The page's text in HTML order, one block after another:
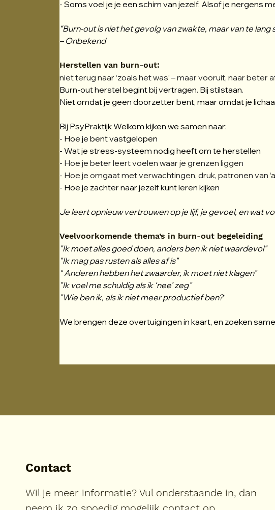
- Soms voel je je een schim van jezelf. Alsof je nergens
“Burn-out is niet het gevolg van zwakte, maar van te lang
– Onbekend
Herstellen van burn-out:
niet terug naar ‘zoals het was’ – maar vooruit, naar beter
Burn-out herstel begint bij vertragen. Bij stilstaan.
Niet omdat je geen doorzetter bent, maar omdat je
Bij PsyPraktijk Welkom kijken we samen naar:
- Hoe je bent vastgelopen
- Wat je stress-systeem nodig heeft om te herstellen
- Hoe je beter leert voelen waar je grenzen liggen
- Hoe je omgaat met verwachtingen, druk, patronen van
- Hoe je zachter naar jezelf kunt leren kijken
Je leert opnieuw vertrouwen op je lijf, je gevoel, en wat
Veelvoorkomende thema’s in burn-out begeleiding
"Ik moet alles goed doen, anders ben ik niet waardevol"
"Ik mag pas rusten als alles af is"
“ Anderen hebben het zwaarder, ik moet niet klagen"
"Ik voel me schuldig als ik ‘nee’ zeg"
"Wie ben ik, als ik niet meer productief ben?"
We brengen deze overtuigingen in kaart, en zoeken
Contact
Wil je meer informatie? Vul onderstaande in, dan